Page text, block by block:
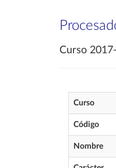
Curso
Curso
Código
Nombre